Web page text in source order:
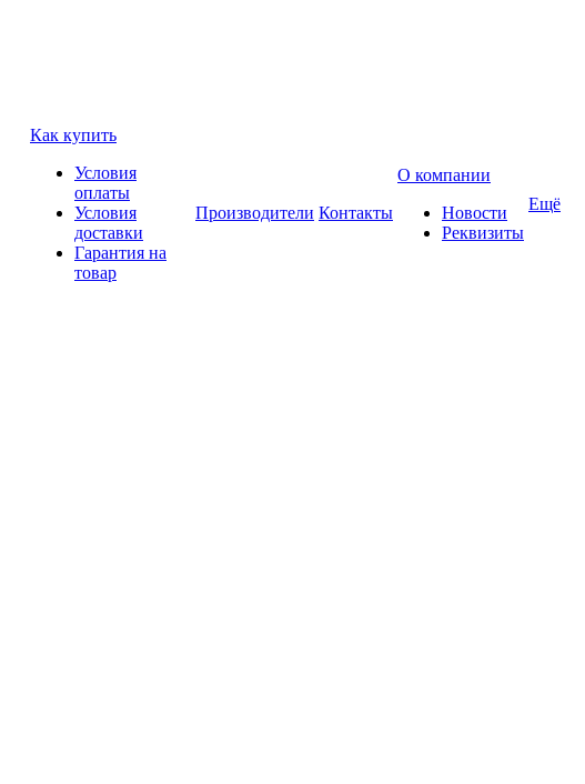
Как купить
Условия
оплаты
Условия
доставки
Гарантия на
товар
Производители Контакты
О компании
Новости
Реквизиты
Ещё